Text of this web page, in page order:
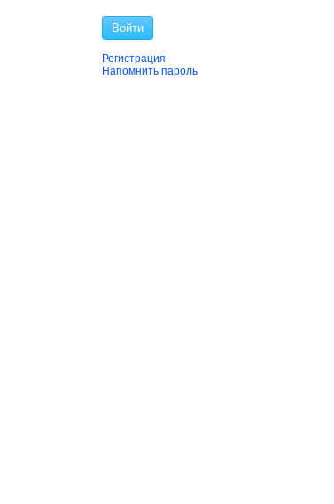
Войти
Регистрация
Напомнить пароль